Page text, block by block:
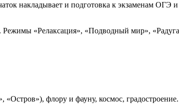
накладывает и подготовка к экзаменам ОГЭ
«Релаксация», «Подводный мир»,
флору и фауну, космос, градостроение.